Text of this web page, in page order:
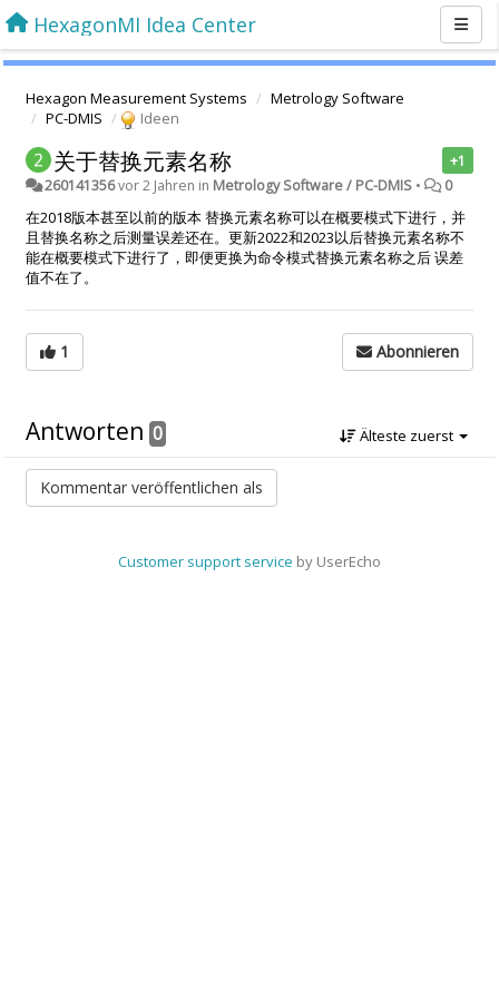
HexagonMI Idea Center
Hexagon Measurement Systems
Metrology Software
PC-DMIS
Ideen
+1
关于替换元素名称
260141356vor 2 Jahren in Metrology Software / PC-DMIS • 0
在2018版本甚至以前的版本 替换元素名称可以在概要模式下进行，并
且替换名称之后测量误差还在。更新2022和2023以后替换元素名称不
能在概要模式下进行了，即便更换为命令模式替换元素名称之后 误差
值不在了。
1 Abonnieren
Antworten 0 Älteste zuerst
Customer support service by UserEcho